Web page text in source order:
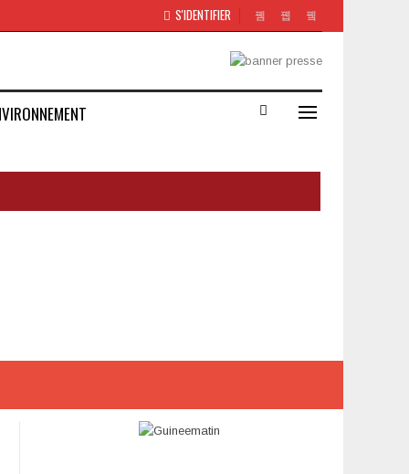
S'IDENTIFIER